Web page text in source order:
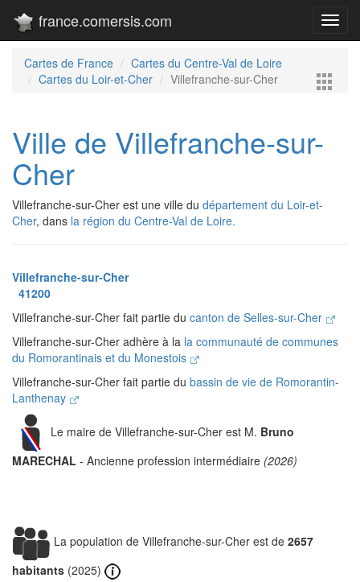
france.comersis.com
Cartes de France
Cartes du Centre-Val de Loire
Cartes du Loir-et-Cher
Villefranche-sur-Cher
Ville de Villefranche-sur-
Cher
Villefranche-sur-Cher est une ville du département du Loir-et-
Cher, dans la région du Centre-Val de Loire.
Villefranche-sur-Cher
41200
Villefranche-sur-Cher fait partie du canton de Selles-sur-Cher
Villefranche-sur-Cher adhère à la la communauté de communes
du Romorantinais et du Monestois
Villefranche-sur-Cher fait partie du bassin de vie de Romorantin-
Lanthenay
Le maire de Villefranche-sur-Cher est M. Bruno
MARECHAL - Ancienne profession intermédiaire (2026)
La population de Villefranche-sur-Cher est de 2657
habitants (2025)